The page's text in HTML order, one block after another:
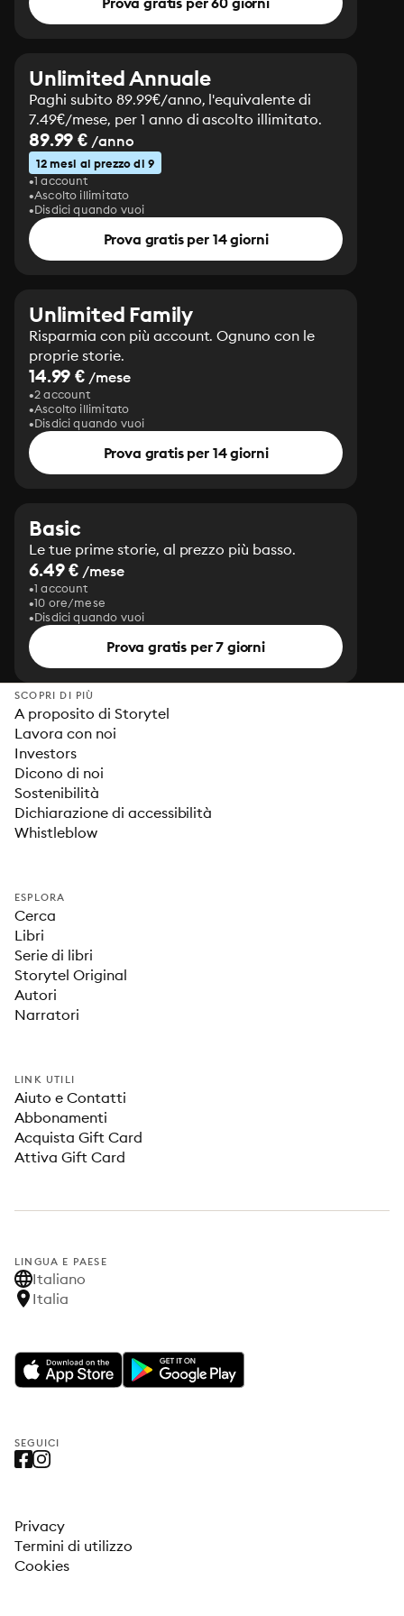
Unlimited Annuale
Paghi subito 89.99€/anno, l'equivalente di
7.49€/mese, per 1 anno di ascolto illimitato.
89.99 € /anno
12 mesi al prezzo di 9
1 account
Ascolto illimitato
Disdici quando vuoi
Prova gratis per 14 giorni
Unlimited Family
Risparmia con più account. Ognuno con le
proprie storie.
14.99 € /mese
2 account
Ascolto illimitato
Disdici quando vuoi
Prova gratis per 14 giorni
Basic
Le tue prime storie, al prezzo più basso.
6.49 € /mese
1 account
10 ore/mese
Disdici quando vuoi
Prova gratis per 7 giorni
SCOPRI DI PIÙ
A proposito di Storytel
Lavora con noi
Investors
Dicono di noi
Sostenibilità
Dichiarazione di accessibilità
Whistleblow
ESPLORA
Cerca
Libri
Serie di libri
Storytel Original
Autori
Narratori
LINK UTILI
Aiuto e Contatti
Abbonamenti
Acquista Gift Card
Attiva Gift Card
LINGUA E PAESE
Italiano
Italia
SEGUICI
Privacy
Termini di utilizzo
Cookies